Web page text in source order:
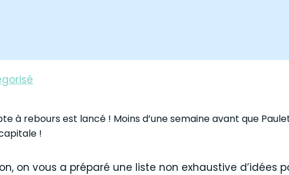
à rebours est lancé ! Moins d’une semaine avant que
!
on vous a préparé une liste non exhaustive d’idées